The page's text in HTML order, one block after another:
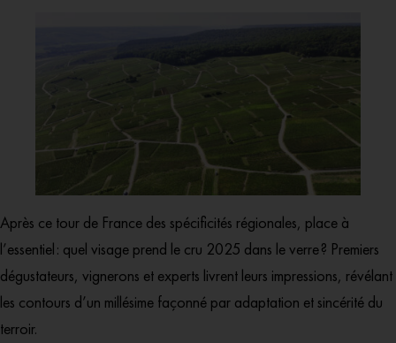
Après ce tour de France des spécificités régionales, place à
l’essentiel : quel visage prend le cru 2025 dans le verre ? Premiers
dégustateurs, vignerons et experts livrent leurs impressions, révélant
les contours d’un millésime façonné par adaptation et sincérité du
terroir.